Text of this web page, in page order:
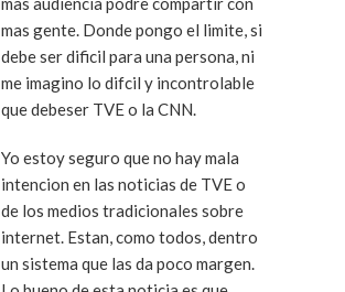
mas gente. Donde pongo el limite, si
debe ser dificil para una persona, ni
me imagino lo difcil y incontrolable
que debeser TVE o la CNN.
Yo estoy seguro que no hay mala
intencion en las noticias de TVE o
de los medios tradicionales sobre
internet. Estan, como todos, dentro
un sistema que las da poco margen.